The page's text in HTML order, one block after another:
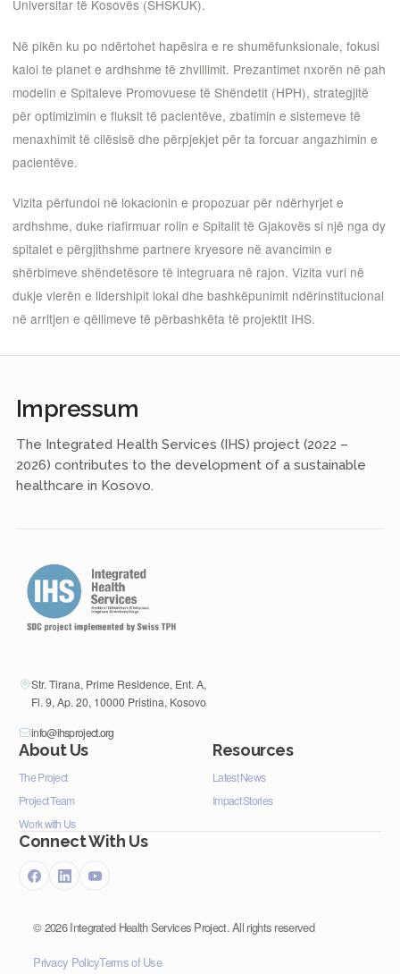
Universitar të Kosovës (SHSKUK).
Në pikën ku po ndërtohet hapësira e re shumëfunksionale, fokusi
kaloi te planet e ardhshme të zhvillimit. Prezantimet nxorën në pah
modelin e Spitaleve Promovuese të Shëndetit (HPH), strategjitë
për optimizimin e fluksit të pacientëve, zbatimin e sistemeve të
menaxhimit të cilësisë dhe përpjekjet për ta forcuar angazhimin e
pacientëve.
Vizita përfundoi në lokacionin e propozuar për ndërhyrjet e
ardhshme, duke riafirmuar rolin e Spitalit të Gjakovës si një nga dy
spitalet e përgjithshme partnere kryesore në avancimin e
shërbimeve shëndetësore të integruara në rajon. Vizita vuri në
dukje vlerën e lidershipit lokal dhe bashkëpunimit ndërinstitucional
në arritjen e qëllimeve të përbashkëta të projektit IHS.
Impressum
The Integrated Health Services (IHS) project (2022 –
2026) contributes to the development of a sustainable
healthcare in Kosovo.
Str. Tirana, Prime Residence, Ent. A,
Fl. 9, Ap. 20, 10000 Pristina, Kosovo
info@ihsproject.org
About Us
The Project
Project Team
Work with Us
Resources
Latest News
Impact Stories
Connect With Us
©2026Integrated Health Services Project. All rights reserved
Privacy PolicyTerms of Use